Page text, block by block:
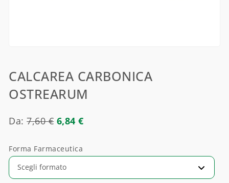
CALCAREA CARBONICA
OSTREARUM
Da:7,60€ 6,84€
Forma Farmaceutica